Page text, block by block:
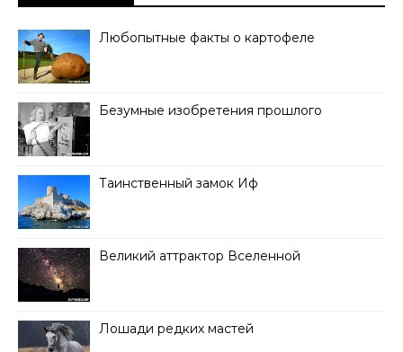
Любопытные факты о картофеле
Безумные изобретения прошлого
Таинственный замок Иф
Великий аттрактор Вселенной
Лошади редких мастей